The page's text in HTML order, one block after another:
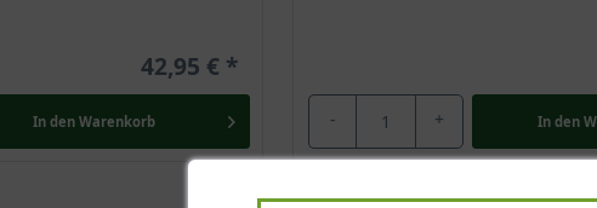
42,95 €
In den Warenkorb - + In den